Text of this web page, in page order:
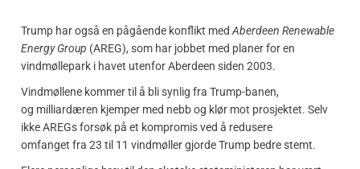
Trump har også en pågående konflikt med Aberdeen Renewable
Energy Group (AREG), som har jobbet med planer for en
vindmøllepark i havet utenfor Aberdeen siden 2003.
Vindmøllene kommer til å bli synlig fra Trump-banen,
og milliardæren kjemper med nebb og klør mot prosjektet. Selv
ikke AREGs forsøk på et kompromis ved å redusere
omfanget fra 23 til 11 vindmøller gjorde Trump bedre stemt.